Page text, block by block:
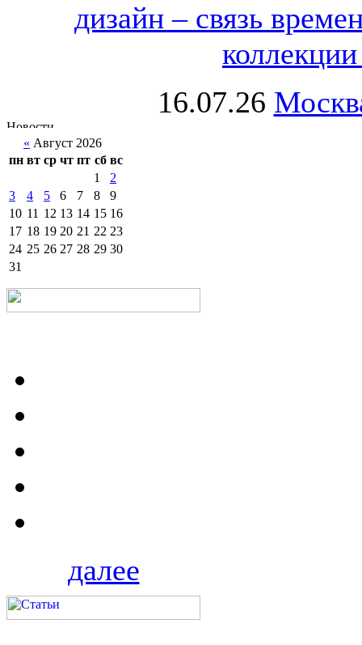
дизайн – связь
16.07.26
« Август 2026
пн вт ср чт пт сб вс
1
2
3
4 5 6 7 8
9
10 11 12 13 14 15 16
17 18 19 20 21 22 23
24 25 26 27 28 29 30
31
далее